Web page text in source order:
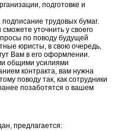
подготовке и
трудовых бумаг.
уточнить у своего
по поводу будущей
юристы, в свою очередь,
Вам в его оформлении.
общими усилиями
контракта, вам нужна
поводу так, как сотрудники
позаботятся о вашем
предлагается: